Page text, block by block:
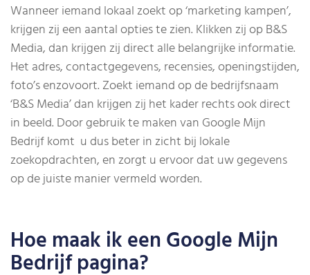
Wanneer iemand lokaal zoekt op ‘marketing kampen’,
krijgen zij een aantal opties te zien. Klikken zij op B&S
Media, dan krijgen zij direct alle belangrijke informatie.
Het adres, contactgegevens, recensies, openingstijden,
foto’s enzovoort. Zoekt iemand op de bedrijfsnaam
‘B&S Media’ dan krijgen zij het kader rechts ook direct
in beeld. Door gebruik te maken van Google Mijn
Bedrijf komt u dus beter in zicht bij lokale
zoekopdrachten, en zorgt u ervoor dat uw gegevens
op de juiste manier vermeld worden.
Hoe maak ik een Google Mijn
Bedrijf pagina?